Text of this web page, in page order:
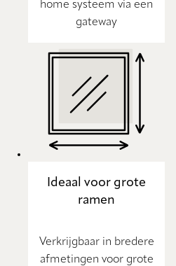
home systeem via een
gateway
Ideaal voor grote
ramen
Verkrijgbaar in bredere
afmetingen voor grote